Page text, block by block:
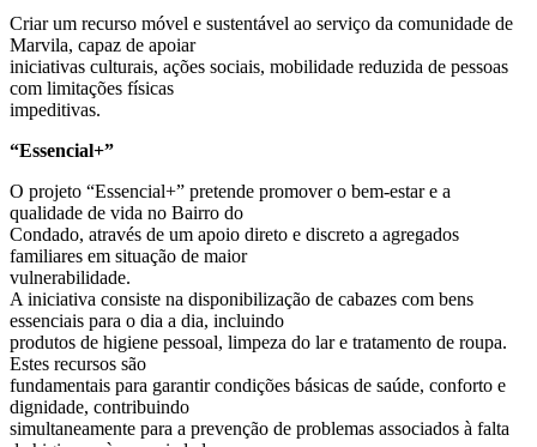
Criar um recurso móvel e sustentável ao serviço da comunidade de
Marvila, capaz de apoiar
iniciativas culturais, ações sociais, mobilidade reduzida de pessoas
com limitações físicas
impeditivas.
“Essencial+”
O projeto “Essencial+” pretende promover o bem-estar e a
qualidade de vida no Bairro do
Condado, através de um apoio direto e discreto a agregados
familiares em situação de maior
vulnerabilidade.
A iniciativa consiste na disponibilização de cabazes com bens
essenciais para o dia a dia, incluindo
produtos de higiene pessoal, limpeza do lar e tratamento de roupa.
Estes recursos são
fundamentais para garantir condições básicas de saúde, conforto e
dignidade, contribuindo
simultaneamente para a prevenção de problemas associados à falta